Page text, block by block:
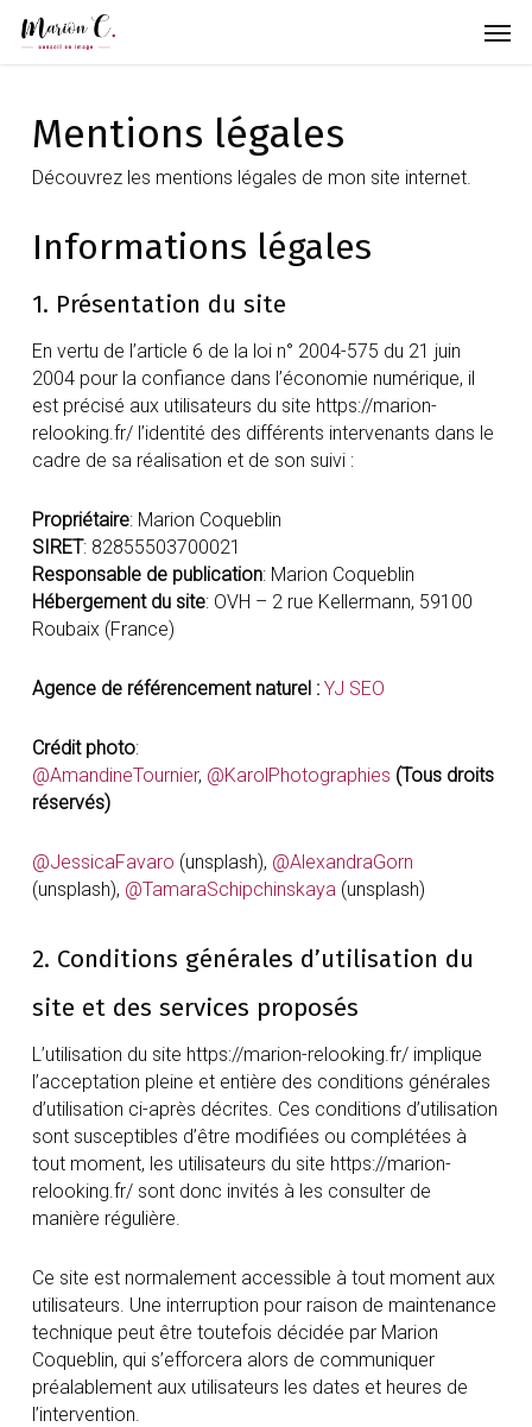
Mentions légales
Découvrez les mentions légales de mon site internet.
Informations légales
1. Présentation du site
En vertu de l’article 6 de la loi n° 2004-575 du 21 juin
2004 pour la confiance dans l’économie numérique, il
est précisé aux utilisateurs du site https://marion-
relooking.fr/ l’identité des différents intervenants dans le
cadre de sa réalisation et de son suivi :
Propriétaire: Marion Coqueblin
SIRET: 82855503700021
Responsable de publication: Marion Coqueblin
Hébergement du site: OVH – 2 rue Kellermann, 59100
Roubaix (France)
Agence de référencement naturel : YJ SEO
Crédit photo:
@AmandineTournier, @KarolPhotographies (Tous droits
réservés)
@JessicaFavaro (unsplash), @AlexandraGorn
(unsplash), @TamaraSchipchinskaya(unsplash)
2. Conditions générales d’utilisation du
site et des services proposés
L’utilisation du site https://marion-relooking.fr/ implique
l’acceptation pleine et entière des conditions générales
d’utilisation ci-après décrites. Ces conditions d’utilisation
sont susceptibles d’être modifiées ou complétées à
tout moment, les utilisateurs du site https://marion-
relooking.fr/ sont donc invités à les consulter de
manière régulière.
Ce site est normalement accessible à tout moment aux
utilisateurs. Une interruption pour raison de maintenance
technique peut être toutefois décidée par Marion
Coqueblin, qui s’efforcera alors de communiquer
préalablement aux utilisateurs les dates et heures de
l’intervention.